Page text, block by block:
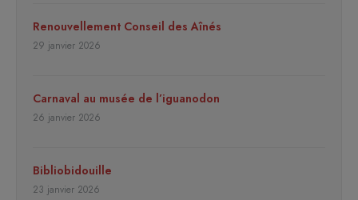
Renouvellement Conseil des Aînés
29 janvier 2026
Carnaval au musée de l’iguanodon
26 janvier 2026
Bibliobidouille
23 janvier 2026